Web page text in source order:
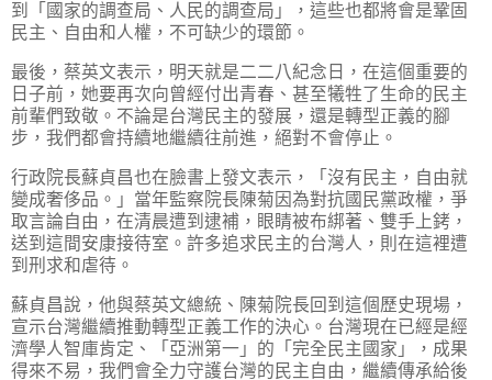
到「國家的調查局、人民的調查局」，這些也都將會是鞏固
民主、自由和人權，不可缺少的環節。
最後，蔡英文表示，明天就是二二八紀念日，在這個重要的
日子前，她要再次向曾經付出青春、甚至犧牲了生命的民主
前輩們致敬。不論是台灣民主的發展，還是轉型正義的腳
步，我們都會持續地繼續往前進，絕對不會停止。
行政院長蘇貞昌也在臉書上發文表示，「沒有民主，自由就
變成奢侈品。」當年監察院長陳菊因為對抗國民黨政權，爭
取言論自由，在清晨遭到逮補，眼睛被布綁著、雙手上銬，
送到這間安康接待室。許多追求民主的台灣人，則在這裡遭
到刑求和虐待。
蘇貞昌說，他與蔡英文總統、陳菊院長回到這個歷史現場，
宣示台灣繼續推動轉型正義工作的決心。台灣現在已經是經
濟學人智庫肯定、「亞洲第一」的「完全民主國家」，成果
得來不易，我們會全力守護台灣的民主自由，繼續傳承給後